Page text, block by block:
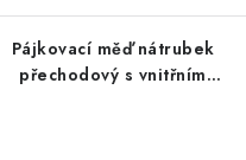
Pájkovací měď nátrubek
přechodový s vnitřním